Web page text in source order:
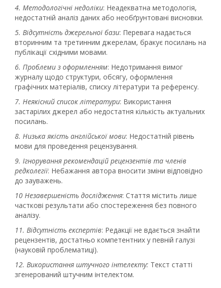
4. Методологічні недоліки: Неадекватна методологія,
недостатній аналіз даних або необґрунтовані висновки.
5. Відсутність джерельної бази: Перевага надається
вторинним та третинним джерелам, бракує посилань на
публікації східними мовами.
6. Проблеми з оформленням: Недотримання вимог
журналу щодо структури, обсягу, оформлення
графічних матеріалів, списку літератури та референсу.
7. Неякісний список літератури: Використання
застарілих джерел або недостатня кількість актуальних
посилань.
8. Низька якість англійської мови: Недостатній рівень
мови для проведення рецензування.
9. Ігнорування рекомендацій рецензентів та членів
редколегії: Небажання автора вносити зміни відповідно
до зауважень.
10 Незавершеність дослідження: Стаття містить лише
часткові результати або спостереження без повного
аналізу.
11. Відсутність експертів: Редакції не вдається знайти
рецензентів, достатньо компетентних у певній галузі
(науковій проблематиці).
12. Використання штучного інтелекту: Текст статті
згенерований штучним інтелектом.